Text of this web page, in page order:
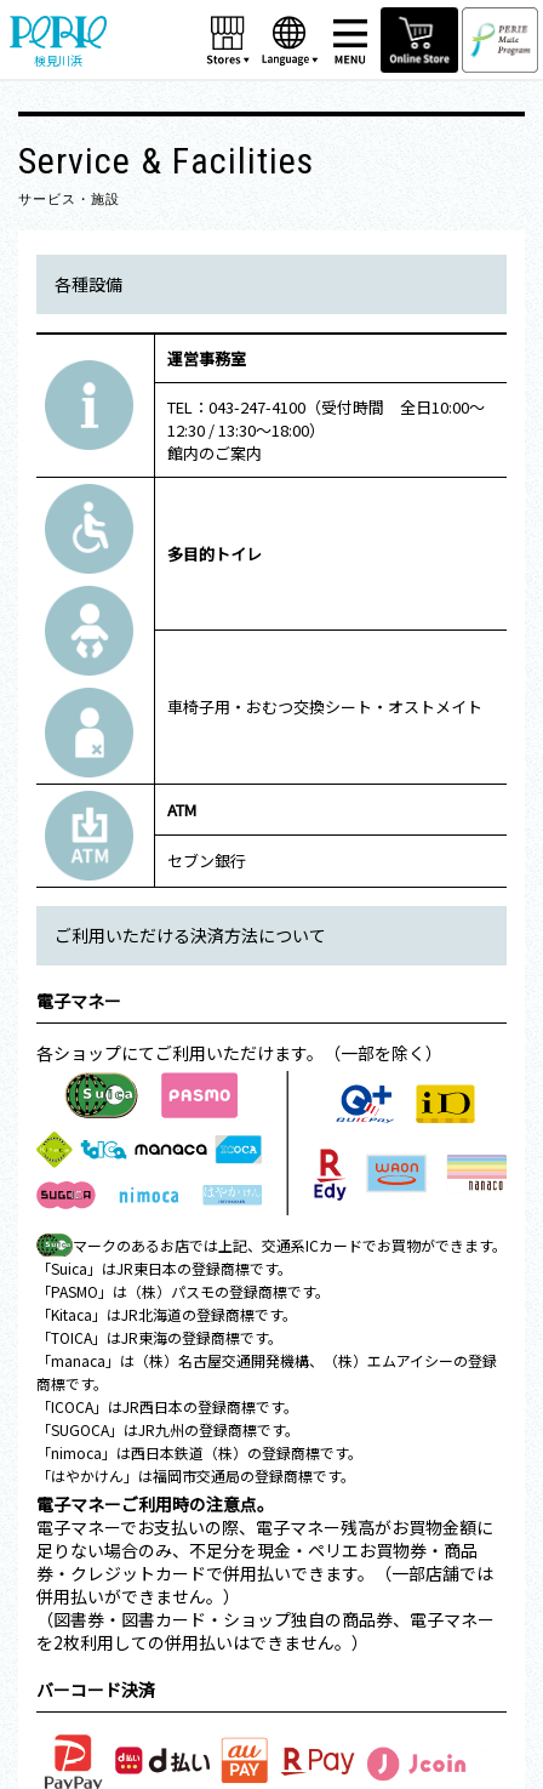
検見川浜
Service & Facilities
サービス・施設
各種設備
運営事務室
TEL：043-247-4100（受付時間 全日10:00～
12:30 / 13:30～18:00）
館内のご案内
多目的トイレ
車椅子用・おむつ交換シート・オストメイト
ATM
セブン銀行
ご利用いただける決済方法について
電子マネー
各ショップにてご利用いただけます。（一部を除く）
マークのあるお店では上記、交通系ICカードでお買物ができます。
「Suica」はJR東日本の登録商標です。
「PASMO」は（株）パスモの登録商標です。
「Kitaca」はJR北海道の登録商標です。
「TOICA」はJR東海の登録商標です。
「manaca」は（株）名古屋交通開発機構、（株）エムアイシーの登録
商標です。
「ICOCA」はJR西日本の登録商標です。
「SUGOCA」はJR九州の登録商標です。
「nimoca」は西日本鉄道（株）の登録商標です。
「はやかけん」は福岡市交通局の登録商標です。
電子マネーご利用時の注意点。
電子マネーでお支払いの際、電子マネー残高がお買物金額に
足りない場合のみ、不足分を現金・ペリエお買物券・商品
券・クレジットカードで併用払いできます。（一部店舗では
併用払いができません。）
（図書券・図書カード・ショップ独自の商品券、電子マネー
を2枚利用しての併用払いはできません。）
バーコード決済